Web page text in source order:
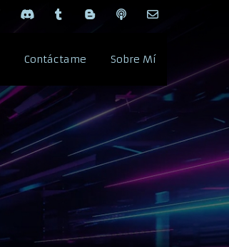
Contáctame Sobre Mí